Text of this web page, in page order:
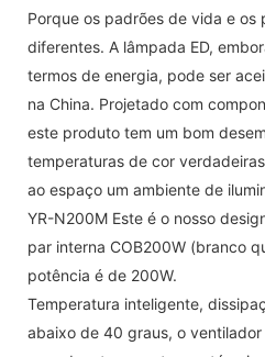
Porque os padrões de vida e os
diferentes. A lâmpada ED,
termos de energia, pode ser
na China. Projetado com
este produto tem um bom
temperaturas de cor
ao espaço um ambiente de
YR-N200M Este é o nosso
par interna COB200W (branco
potência é de 200W.
Temperatura inteligente,
abaixo de 40 graus, o